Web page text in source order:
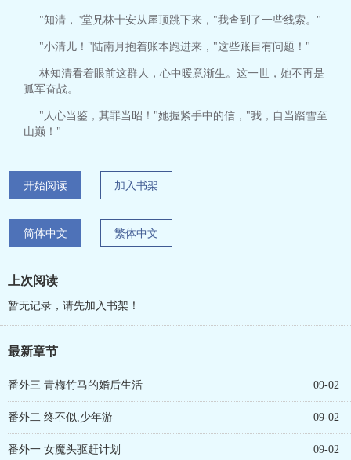
"知清，"堂兄林十安从屋顶跳下来，"我查到了一些线索。"
"小清儿！"陆南月抱着账本跑进来，"这些账目有问题！"
林知清看着眼前这群人，心中暖意渐生。这一世，她不再是
孤军奋战。
"人心当鉴，其罪当昭！"她握紧手中的信，"我，自当踏雪至
山巅！"
开始阅读 加入书架
简体中文 繁体中文
上次阅读
暂无记录，请先加入书架！
最新章节
番外三 青梅竹马的婚后生活 09-02
番外二 终不似,少年游 09-02
番外一 女魔头驱赶计划 09-02